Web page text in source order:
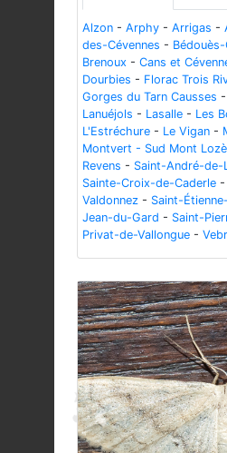
Alzon - Arphy - Arrigas -
des-Cévennes -
Brenoux - Cans et
Dourbies - Florac Trois
Gorges du Tarn Causses -
Lanuéjols - Lasalle - Les
L'Estréchure - Le Vigan -
Montvert - Sud Mont
Revens - Saint-André-de-
Sainte-Croix-de-Caderle -
Valdonnez - Saint-
Jean-du-Gard - Saint-
Privat-de-Vallongue -
Previous